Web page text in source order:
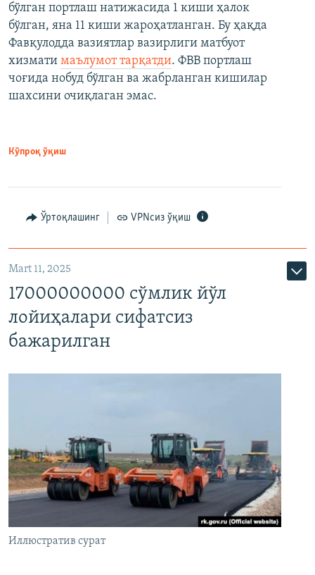
бўлган портлаш натижасида 1 киши ҳалок
бўлган, яна 11 киши жароҳатланган. Бу ҳақда
Фавқулодда вазиятлар вазирлиги матбуот
хизмати маълумот тарқатди. ФВВ портлаш
чоғида нобуд бўлган ва жабрланган кишилар
шахсини очиқлаган эмас.
Кўпроқ ўқиш
Ўртоқлашинг VPNсиз ўқиш
Mart 11, 2025
17000000000 сўмлик йўл
лойиҳалари сифатсиз
бажарилган
Иллюстратив сурат